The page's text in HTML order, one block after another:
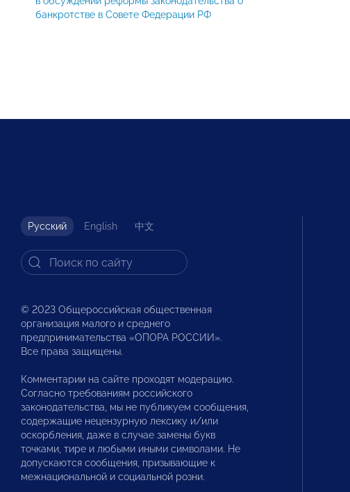
банкротстве в Совете Федерации РФ
Русский English 中文
© 2023 Общероссийская общественная
организация малого и среднего
предпринимательства «ОПОРА РОССИИ».
Все права защищены.
Комментарии на сайте проходят модерацию.
Согласно требованиям российского
законодательства, мы не публикуем сообщения,
содержащие нецензурную лексику и/или
оскорбления, даже в случае замены букв
точками, тире и любыми иными символами. Не
допускаются сообщения, призывающие к
межнациональной и социальной розни.